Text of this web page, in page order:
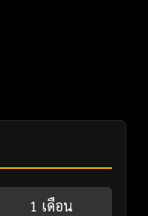
1 เดือน